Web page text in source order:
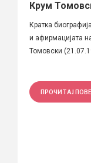
Крум
Кратка
и афирмацијата
Томовски
ПРОЧИТАЈ